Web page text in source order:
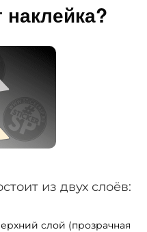
наклейка?
из двух слоёв:
слой (прозрачная